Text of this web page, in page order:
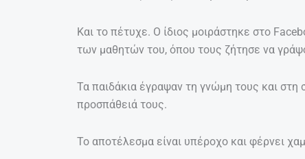
Και το πέτυχε. Ο ίδιος μοιράστηκε στο
των μαθητών του, όπου τους ζήτησε να
Τα παιδάκια έγραψαν τη γνώμη τους και στη
προσπάθειά τους.
Το αποτέλεσμα είναι υπέροχο και φέρνει